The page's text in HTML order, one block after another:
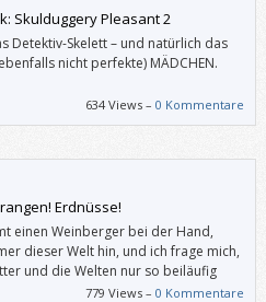
Skulduggery Pleasant 2
Detektiv-Skelett – und natürlich das
nicht perfekte) MÄDCHEN.
634 Views –0 Kommentare
Erdnüsse!
einen Weinberger bei der Hand,
dieser Welt hin, und ich frage mich,
und die Welten nur so beiläufig
779 Views –0 Kommentare